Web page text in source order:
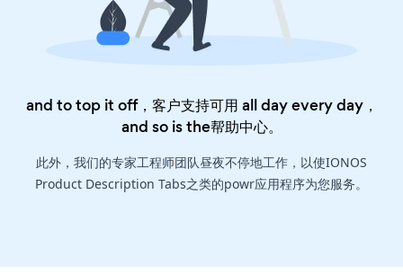
and to top it off，客户支持可用 all day every day，
and so is the帮助中心。
此外，我们的专家工程师团队昼夜不停地工作，以使IONOS
Product Description Tabs之类的powr应用程序为您服务。